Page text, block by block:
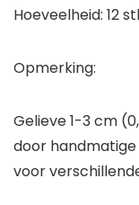
Hoeveelheid: 12
Opmerking:
Gelieve 1-3 cm
door
voor